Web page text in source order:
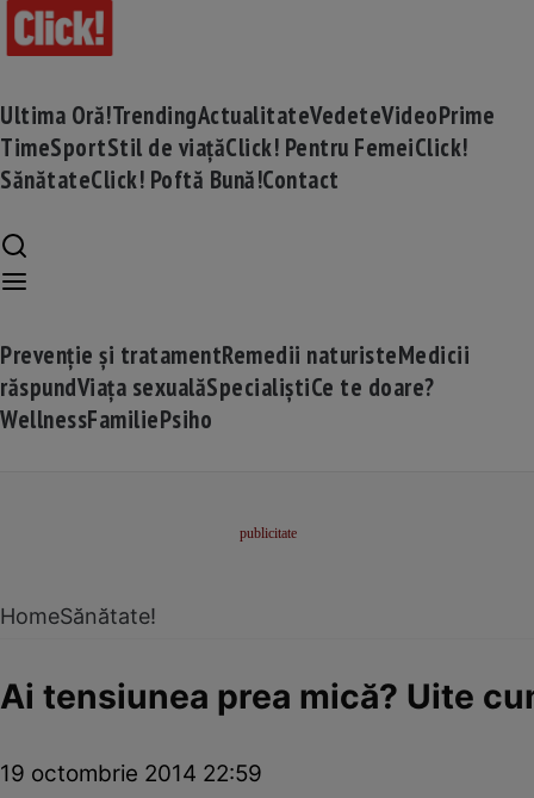
Ultima Oră!TrendingActualitateVedeteVideoPrime
TimeSportStil de viațăClick! Pentru FemeiClick!
SănătateClick! Poftă Bună!Contact
Prevenție și tratamentRemedii naturisteMedicii
răspundViața sexualăSpecialiștiCe te doare?
WellnessFamiliePsiho
HomeSănătate!
Ai tensiunea prea mică? Uite
19 octombrie 2014 22:59